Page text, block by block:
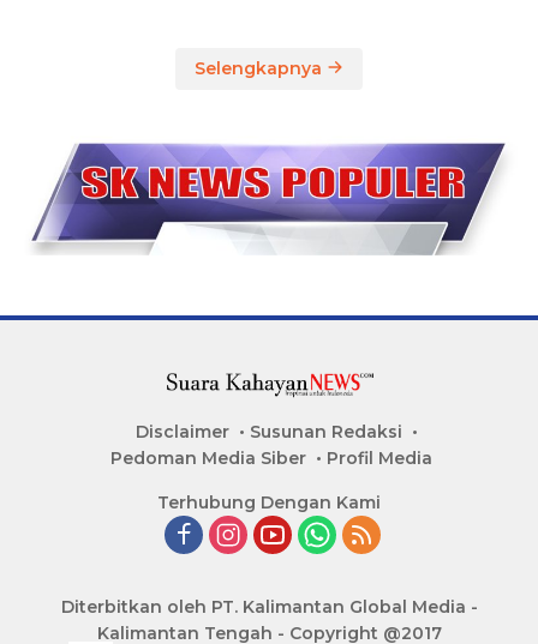
Selengkapnya
Disclaimer
Susunan Redaksi
Pedoman Media Siber
Profil Media
Terhubung Dengan Kami
Diterbitkan oleh PT. Kalimantan Global Media -
Kalimantan Tengah - Copyright @2017